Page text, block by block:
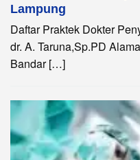
Lampung
Daftar Praktek Dokter
dr. A. Taruna,Sp.PD
Bandar […]